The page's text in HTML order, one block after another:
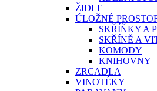
ŽIDLE
ÚLOŽNÉ
SKŘÍŇKY A
SKŘÍNĚ A
KOMODY
KNIHOVNY
ZRCADLA
VINOTÉKY